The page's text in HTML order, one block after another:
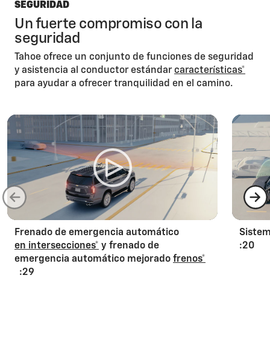
SEGURIDAD
Un fuerte compromiso con la
seguridad
Tahoe ofrece un conjunto de funciones de seguridad
y asistencia al conductor estándarcaracterísticas*
para ayudar a ofrecer tranquilidad en el camino.
Frenado de emergencia automático
en intersecciones* y frenado de
emergencia automático mejorado frenos*
:29
:20